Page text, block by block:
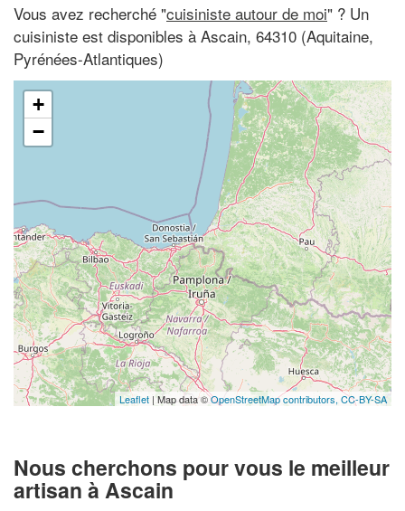
Vous avez recherché "cuisiniste autour de moi" ? Un
cuisiniste est disponibles à Ascain, 64310 (Aquitaine,
Pyrénées-Atlantiques)
+
−
Leaflet | Map data ©OpenStreetMap contributors, CC-BY-SA
Nous cherchons pour vous le meilleur
artisan à Ascain